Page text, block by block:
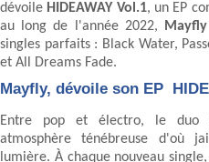
dévoile HIDEAWAY Vol.1, un EP
au long de l'année 2022,
Mayfly
singles parfaits : Black Water,
et All Dreams Fade.
Mayfly, dévoile son EP
Entre pop et électro, le duo
atmosphère ténébreuse d'où
lumière. À chaque nouveau